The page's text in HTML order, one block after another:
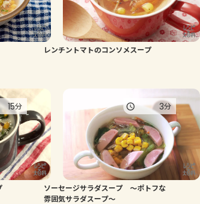
トーク
よくあるお問い合わせ
お買い物
AJINOMOTO PARK とは
レンチントマトのコンソメスープ
15分
ソーセージサラダスープ ～ポトフな
雰囲気サラダスープ～
3分